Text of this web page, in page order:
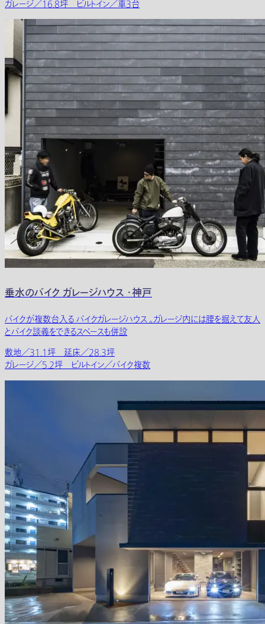
ガレージ／16.8坪 ビルトイン／車3台
垂水のバイク ガレージハウス ・神戸
バイクが複数台入る バイクガレージハウス 。ガレージ内には腰を据えて友人
とバイク談義をできるスペースも併設
敷地／31.1坪 延床／28.3坪
ガレージ／5.2坪 ビルトイン／バイク複数